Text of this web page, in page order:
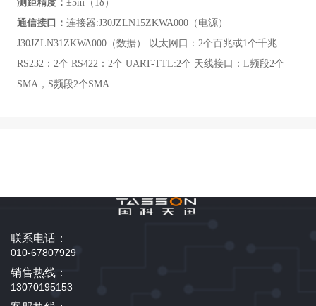
测距精度： ±5m（1δ）
通信接口 ： 连接器:J30JZLN15ZKWA000（电源）
J30JZLN31ZKWA000（数据） 以太网口：2个百兆或1个千兆
RS232：2个 RS422：2个 UART-TTL:2个 天线接口：L频段2个
SMA，S频段2个SMA
联系电话：
010-67807929
销售热线：
13070195153